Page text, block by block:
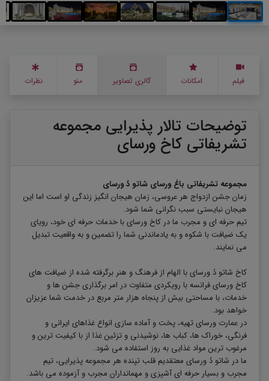
فیلم امکانات گالری تصاویر منو نظرات
توضیحات تالار پذیرایی مجموعه
تشریفاتی کاخ ورسای
مجموعه تشریفاتی باغ ورسای شاتو دُ ورسای
زمان جشن ازدواج هر عروسی، زمان هیجان انگیز زندگی او است اما این
هیجان نبایستی سبب نگرانی شما شود.
تیم حرفه ای و مجرب ما در کاخ ورسای با خدمات حرفه ای خود، رویای
یک ضیافت با شکوه و به یادماندنی شما را تضمین و به واقعیت تبدیل
می نمایند.
کاخ شاتو دُ ورسای با الهام از فرهنگ و هنر برگرفته شده از ضیافت های
کاخ ورسای فرانسه با رویکردی متفاوت در امر برگذاری جشن ها و
خدمات، با مساحتی بیش از پنجاه هزار متر مربع در خدمت شما عزیزان
خواهد بود.
در عمارت ورسای تهیه، پخت و آماده سازی انواع غذاهای ایرانی و
فرنگی، خوراک ها، کباب ها، نوشیدنی و تزئین غذا از با کیفیت ترین و
مرغوب ترین مواد غذایی به روز استفاده می شود.
ما در شاتو دُ ورسای معتقدیم قلب تپنده هر مجموعه پذیرایی، تیم
مجرب و بسیار حرفه ای آشپزی و مهمانداران مجرب و آزموده می باشد.